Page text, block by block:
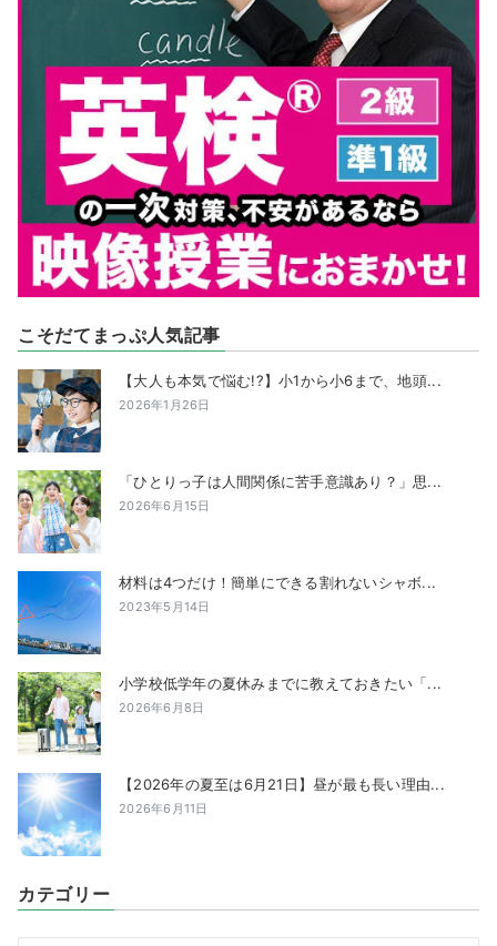
こそだてまっぷ人気記事
【大人も本気で悩む!?】小1から小6まで、地頭...
2026年1月26日
「ひとりっ子は人間関係に苦手意識あり？」思...
2026年6月15日
材料は4つだけ！簡単にできる割れないシャボ...
2023年5月14日
小学校低学年の夏休みまでに教えておきたい「...
2026年6月8日
【2026年の夏至は6月21日】昼が最も長い理由...
2026年6月11日
カテゴリー
カ